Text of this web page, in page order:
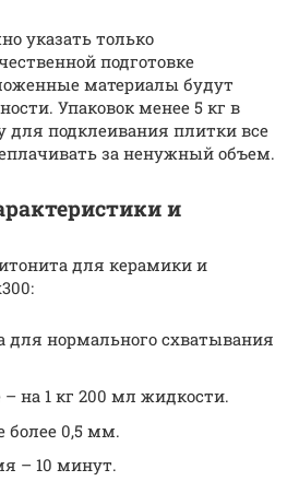
указать только
подготовке
материалы будут
Упаковок менее 5 кг в
для подклеивания плитки все
за ненужный объем.
и
для керамики и
нормального схватывания
на 1 кг 200 мл жидкости.
более 0,5 мм.
– 10 минут.